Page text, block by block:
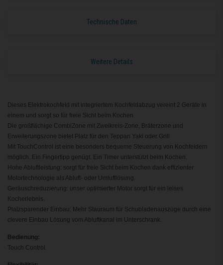
Technische Daten
Weitere Details
Dieses Elektrokochfeld mit integriertem Kochfeldabzug vereint 2 Geräte in
einem und sorgt so für freie Sicht beim Kochen.
Die großflächige CombiZone mit Zweikreis-Zone, Bräterzone und
Erweiterungszone bietet Platz für den Teppan Yaki oder Grill
Mit TouchControl ist eine besonders bequeme Steuerung von Kochfeldern
möglich. Ein Fingertipp genügt. Ein Timer unterstützt beim Kochen.
Hohe Abluftleistung: sorgt für freie Sicht beim Kochen dank effizienter
Motortechnologie als Abluft- oder Umluftlösung.
Geräuschreduzierung: unser optimierter Motor sorgt für ein leises
Kocherlebnis.
Platzsparender Einbau: Mehr Stauraum für Schubladenauszüge durch eine
clevere Einbau Lösung vom Abluftkanal im Unterschrank.
Bedienung:
Touch Control